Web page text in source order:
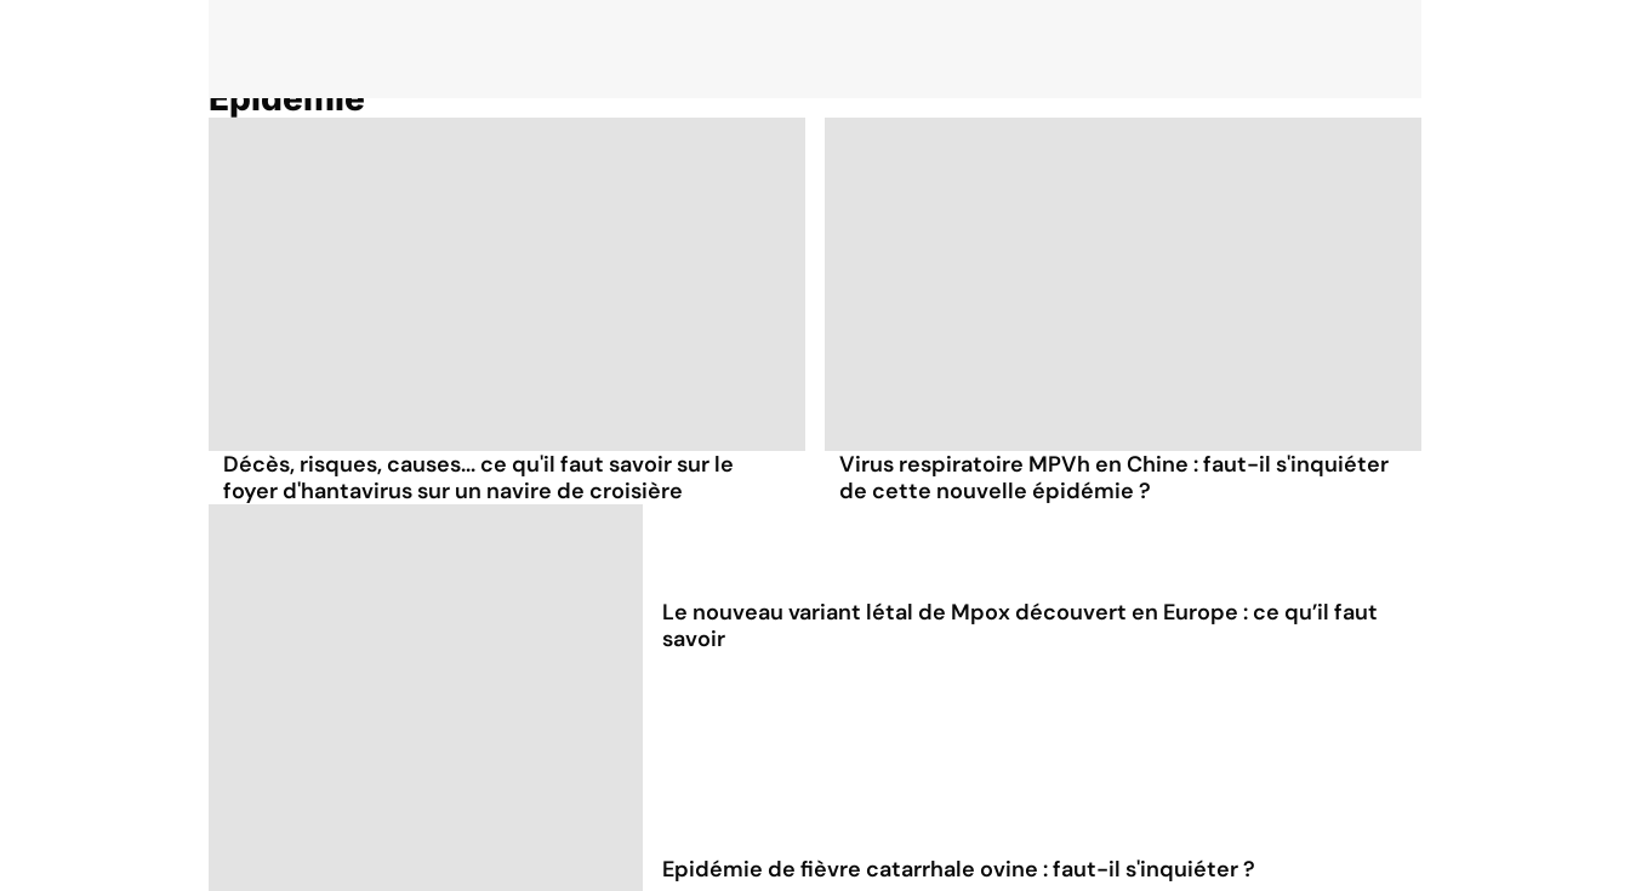
Epidémie
Décès, risques, causes... ce qu'il faut savoir sur le
foyer d'hantavirus sur un navire de croisière
Virus respiratoire MPVh en Chine : faut-il s'inquiéter
de cette nouvelle épidémie ?
Le nouveau variant létal de Mpox découvert en Europe : ce qu’il faut
savoir
Epidémie de fièvre catarrhale ovine : faut-il s'inquiéter ?